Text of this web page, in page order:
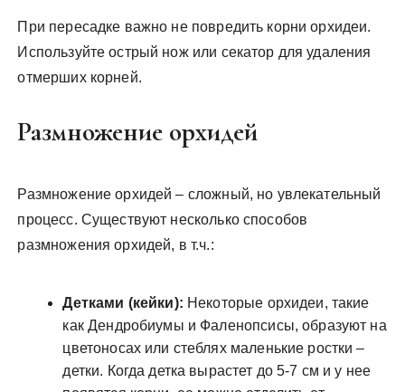
При пересадке важно не повредить корни орхидеи.
Используйте острый нож или секатор для удаления
отмерших корней.
Размножение орхидей
Размножение орхидей – сложный, но увлекательный
процесс. Существуют несколько способов
размножения орхидей, в т.ч.:
Детками (кейки): Некоторые орхидеи, такие
как Дендробиумы и Фаленопсисы, образуют на
цветоносах или стеблях маленькие ростки –
детки. Когда детка вырастет до 5-7 см и у нее